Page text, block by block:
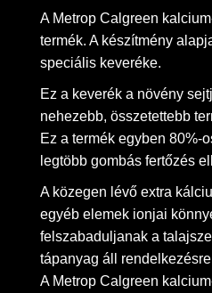
A Metrop Calgreen
termék. A készítmény
speciális keveréke.
Ez a keverék a növény
nehezebb, összetettebb
Ez a termék egyben 80%-
legtöbb gombás fertőzés
A közegen lévő extra
egyéb elemek ionjai
felszabaduljanak a
tápanyag áll
A Metrop Calgreen